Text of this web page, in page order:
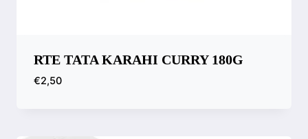
RTE TATA KARAHI CURRY 180G
€2,50